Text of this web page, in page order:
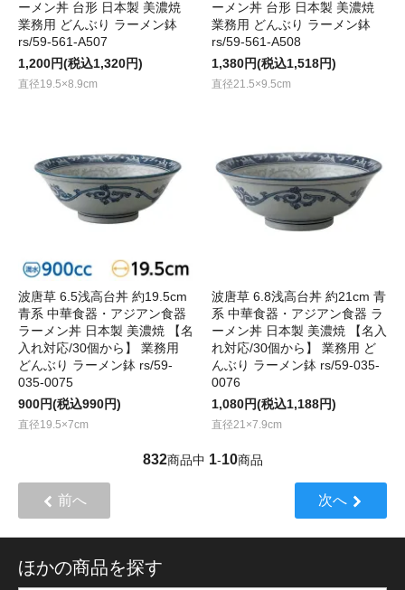
ーメン丼 台形 日本製 美濃焼
業務用 どんぶり ラーメン鉢
rs/59-561-A507
1,200円(税込1,320円)
直径19.5×8.9cm
ーメン丼 台形 日本製 美濃焼
業務用 どんぶり ラーメン鉢
rs/59-561-A508
1,380円(税込1,518円)
直径21.5×9.5cm
波唐草 6.5浅高台丼 約19.5cm
青系 中華食器・アジアン食器
ラーメン丼 日本製 美濃焼 【名
入れ対応/30個から】 業務用
どんぶり ラーメン鉢 rs/59-
035-0075
900円(税込990円)
直径19.5×7cm
波唐草 6.8浅高台丼 約21cm 青
系 中華食器・アジアン食器 ラ
ーメン丼 日本製 美濃焼 【名入
れ対応/30個から】 業務用 ど
んぶり ラーメン鉢 rs/59-035-
0076
1,080円(税込1,188円)
直径21×7.9cm
832商品中 1-10商品
前へ 次へ
ほかの商品を探す